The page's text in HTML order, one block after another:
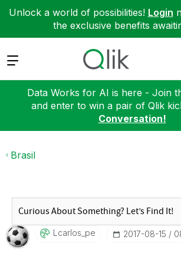
Unlock a world of possibilities! Login
the exclusive benefits
Expand
Data Works for AI is here - Join
and enter to win a pair of Qlik
Conversation!
Brasil
Lcarlos_pe ‎2017-08-15